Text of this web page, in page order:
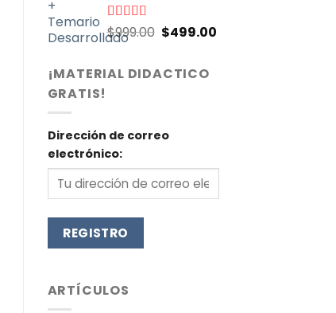
Valorado
con
$999.00 El
era:
$499.00
¡MATERIAL DIDACTICO
GRATIS!
Dirección de correo
electrónico:
ARTÍCULOS